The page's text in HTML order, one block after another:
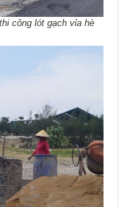
công lót gạch vỉa hè